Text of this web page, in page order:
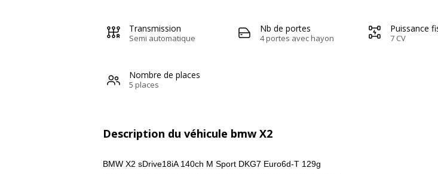
Transmission
Semi automatique
Nb de portes
4 portes avec hayon
Puissance
7 CV
Nombre de places
5 places
Description du véhicule bmw X2
BMW X2 sDrive18iA 140ch M Sport DKG7 Euro6d-T 129g